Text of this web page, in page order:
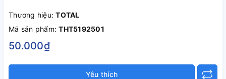
Thương hiệu:TOTAL
Mã sản phẩm:THT5192501
50.000₫
Yêu thích